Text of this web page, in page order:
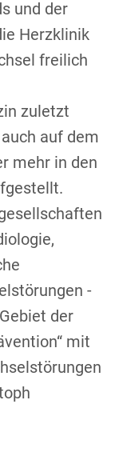
und der
Herzklinik
freilich
zuletzt
auf dem
mehr in den
-
der
mit